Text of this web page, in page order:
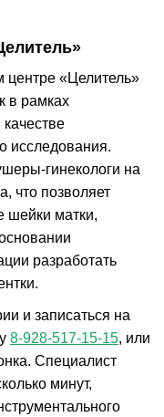
«Целитель»
в рамках
исследования.
гинекологи на
что позволяет
шейки матки,
разработать
и записаться на
8-928-517-15-15, или
Специалист
минут,